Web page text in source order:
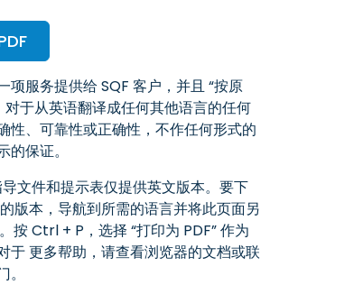
项服务提供给 SQF 客户，并且 “按原
对于从英语翻译成任何其他语言的任何
性、可靠性或正确性，不作任何形式的
的保证。
文件和提示表仅提供英文版本。要下
版本，导航到所需的语言并将此页面另
按 Ctrl + P，选择 “打印为 PDF” 作为
于 更多帮助，请查看浏览器的文档或联